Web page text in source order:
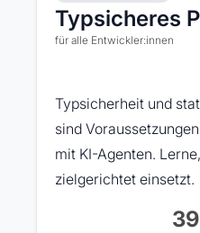
Typsicheres
für alle Entwickler:innen
Typsicherheit und
sind
mit KI-Agenten.
zielgerichtet einsetzt.